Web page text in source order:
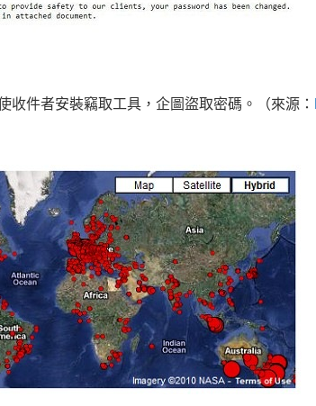
件者安裝竊取工具，企圖盜取密碼。（來源：